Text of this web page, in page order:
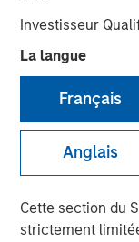
Investisseur
La langue
Français
Anglais
Cette section du
strictement
THE BEAT
High
– Q4